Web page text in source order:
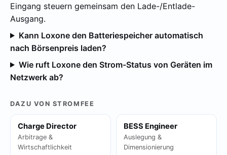
Eingang steuern gemeinsam den Lade-/Entlade-
Ausgang.
Kann Loxone den Batteriespeicher automatisch
nach Börsenpreis laden?
Wie ruft Loxone den Strom-Status von Geräten im
Netzwerk ab?
DAZU VON STROMFEE
Charge Director
Arbitrage &
Wirtschaftlichkeit
BESS Engineer
Auslegung &
Dimensionierung